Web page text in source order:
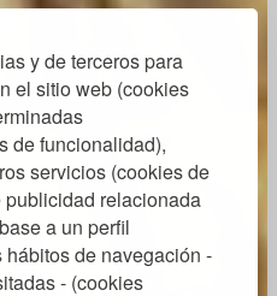
y de terceros para
el sitio web (cookies
de funcionalidad),
servicios (cookies de
publicidad relacionada
a un perfil
de navegación -
- (cookies